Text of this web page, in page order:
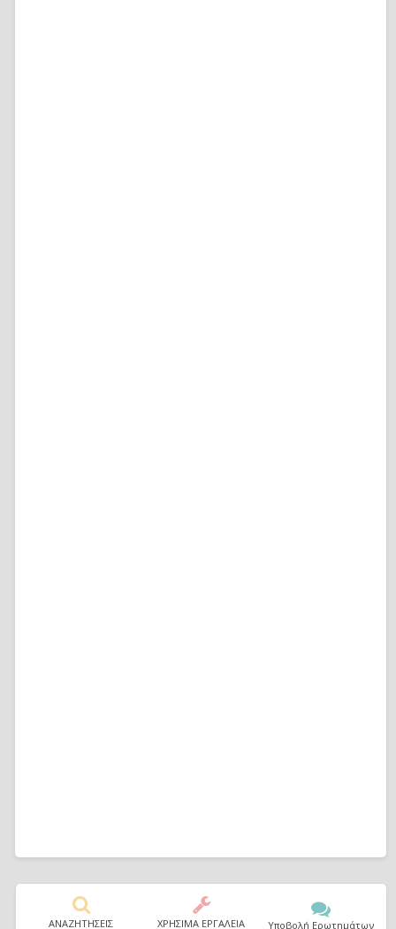
ΑΝΑΖΗΤΗΣΕΙΣ ΧΡΗΣΙΜΑ ΕΡΓΑΛΕΙΑ Υποβολή Ερωτημάτων